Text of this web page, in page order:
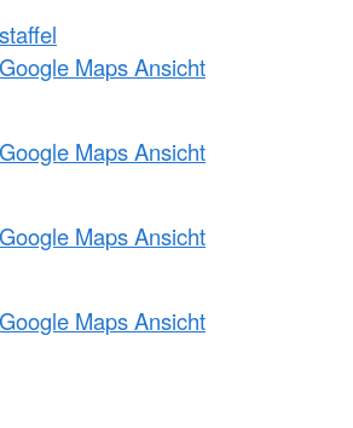
Maps Ansicht
Maps Ansicht
Maps Ansicht
Maps Ansicht